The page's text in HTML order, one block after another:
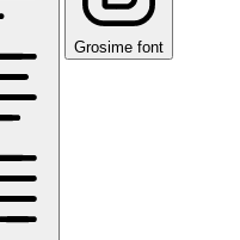
Grosime font